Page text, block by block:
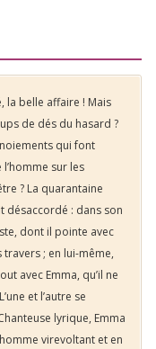
la belle affaire ! Mais
de dés du hasard ?
qui font
sur les
? La quarantaine
désaccordé : dans son
dont il pointe avec
; en lui-même,
avec Emma, qu’il ne
et l’autre se
lyrique, Emma
virevoltant et en